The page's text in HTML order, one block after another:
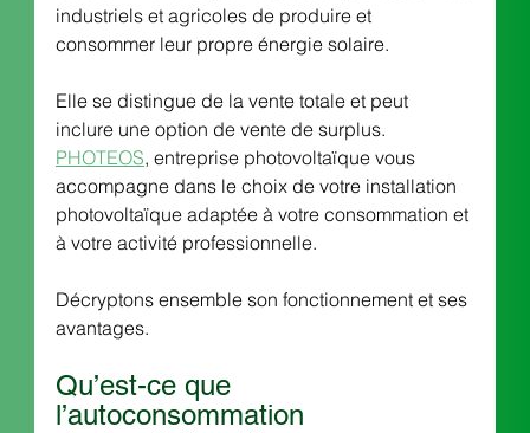
industriels et agricoles de produire et
consommer leur propre énergie solaire.
Elle se distingue de la vente totale et peut
inclure une option de vente de surplus.
PHOTEOS, entreprise photovoltaïque vous
accompagne dans le choix de votre installation
photovoltaïque adaptée à votre consommation et
à votre activité professionnelle.
Décryptons ensemble son fonctionnement et ses
avantages.
Qu’est-ce que
l’autoconsommation